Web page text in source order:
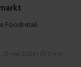
Foodretail
21 mei 2024 3 min